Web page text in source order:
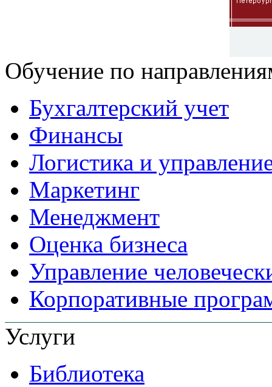
Обучение по
Бухгалтерский учет
Финансы
Логистика и
Маркетинг
Менеджмент
Оценка бизнеса
Управление
Корпоративные
Услуги
Библиотека